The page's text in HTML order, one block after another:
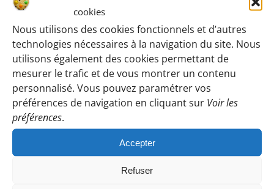
cookies
Nous utilisons des cookies fonctionnels et d’autres
technologies nécessaires à la navigation du site. Nous
utilisons également des cookies permettant de
mesurer le trafic et de vous montrer un contenu
personnalisé. Vous pouvez paramétrer vos
préférences de navigation en cliquant sur Voir les
préférences.
Accepter
Refuser
Accédez à toutes les informations
pratiques de nos excursions du
dimanche et des jours fériés (Point de
rendez-vous, horaires, conseils etc.), et
participez à nos activités telles que des
Pour adhérer et faire vivre notre
association, nous vous demandons